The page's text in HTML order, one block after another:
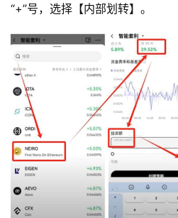
“+”号，选择【内部划转】。